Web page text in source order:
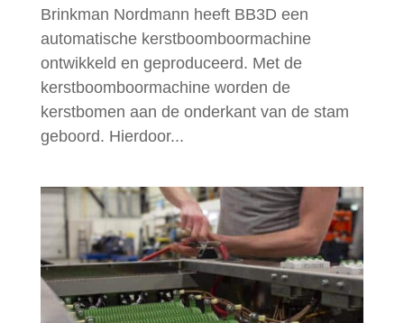
Brinkman Nordmann heeft BB3D een
automatische kerstboomboormachine
ontwikkeld en geproduceerd. Met de
kerstboomboormachine worden de
kerstbomen aan de onderkant van de stam
geboord. Hierdoor...